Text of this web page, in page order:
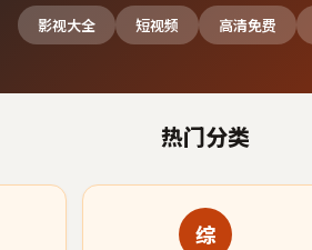
影视大全 短视频 高清免费
热门分类
综